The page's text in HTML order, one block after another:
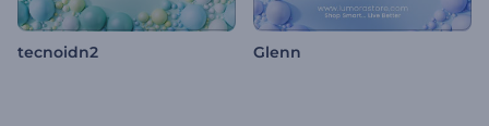
tecnoidn2 Glenn